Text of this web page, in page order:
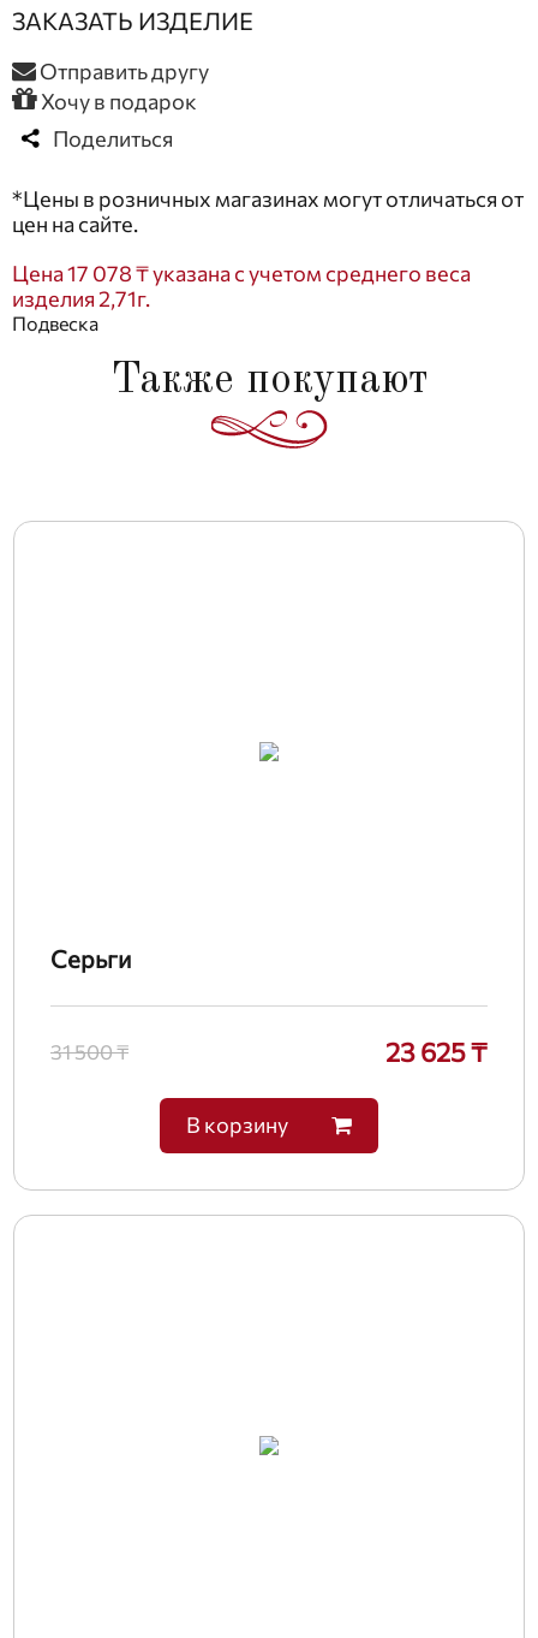
ЗАКАЗАТЬ ИЗДЕЛИЕ
Отправить другу
Хочу в подарок
Поделиться
*Цены в розничных магазинах могут отличаться от
цен на сайте.
Цена 17 078 ₸ указана с учетом среднего веса
изделия 2,71г.
Подвеска
Также покупают
Серьги
31 500 ₸ 23 625 ₸
В корзину